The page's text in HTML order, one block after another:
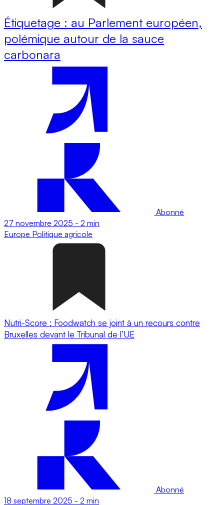
Étiquetage : au Parlement européen,
polémique autour de la sauce
carbonara
Abonné
27 novembre 2025 - 2 min
Europe Politique agricole
Nutri-Score : Foodwatch se joint à un recours contre
Bruxelles devant le Tribunal de l’UE
Abonné
18 septembre 2025 - 2 min